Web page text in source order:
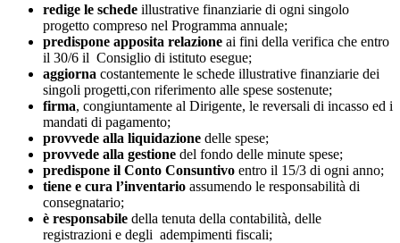
redige le schede illustrative finanziarie di ogni singolo
progetto compreso nel Programma annuale;
predispone apposita relazione ai fini della verifica che entro
il 30/6 il Consiglio di istituto esegue;
aggiorna costantemente le schede illustrative finanziarie dei
singoli progetti,con riferimento alle spese sostenute;
firma, congiuntamente al Dirigente, le reversali di incasso ed i
mandati di pagamento;
provvede alla liquidazione delle spese;
provvede alla gestione del fondo delle minute spese;
predispone il Conto Consuntivo entro il 15/3 di ogni anno;
tiene e cura l’inventario assumendo le responsabilità di
consegnatario;
è responsabile della tenuta della contabilità, delle
registrazioni e degli adempimenti fiscali;